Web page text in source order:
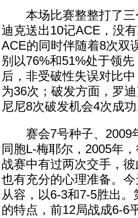
本场比赛整整打了三
迪克送出10记ACE，没
ACE的同时伴随着8次双
别以76%和51%处于领
后，非受破性失误对比
为36次；破发方面，罗
尼尼8次破发机会4次成功
赛会7号种子、2009
同胞L-梅耶尔，2005年
战赛中有过两次交手，
也有充分的心理准备。
从容，以6-3和7-5胜出
的特点，前12局战成6-6